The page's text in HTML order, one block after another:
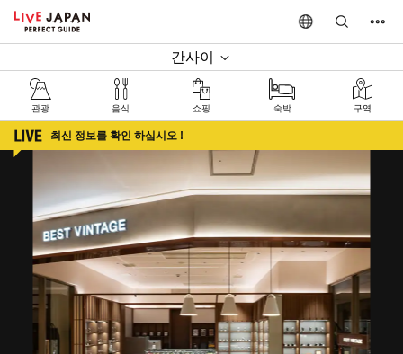
간사이
관광 음식 쇼핑 숙박 구역
최신 정보를 확인 하십시오 !